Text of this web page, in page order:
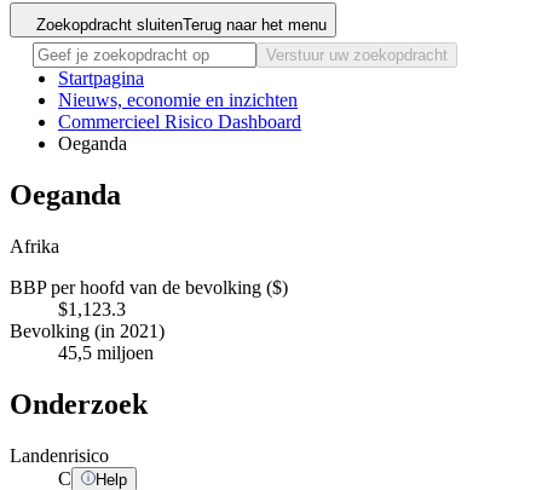
Zoekopdracht sluitenTerug naar het menu
Verstuur uw zoekopdracht
Startpagina
Nieuws, economie en inzichten
Commercieel Risico Dashboard
Oeganda
Oeganda
Afrika
BBP per hoofd van de bevolking ($)
$1,123.3
Bevolking (in 2021)
45,5 miljoen
Onderzoek
Landenrisico
C
Help